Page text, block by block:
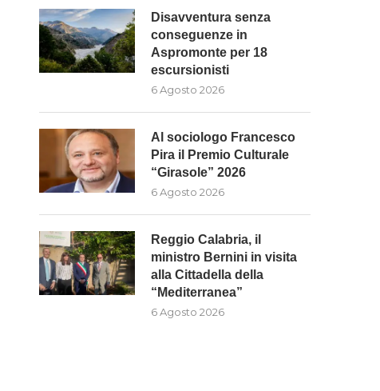
Disavventura senza
conseguenze in
Aspromonte per 18
escursionisti
6 Agosto 2026
Al sociologo Francesco
Pira il Premio Culturale
“Girasole” 2026
6 Agosto 2026
Reggio Calabria, il
ministro Bernini in visita
alla Cittadella della
“Mediterranea”
6 Agosto 2026